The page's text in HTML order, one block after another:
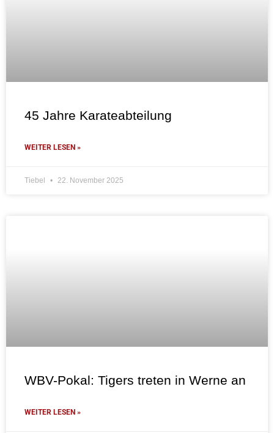
45 Jahre Karateabteilung
WEITER LESEN »
Tiebel 22. November 2025
WBV-Pokal: Tigers treten in Werne an
WEITER LESEN »